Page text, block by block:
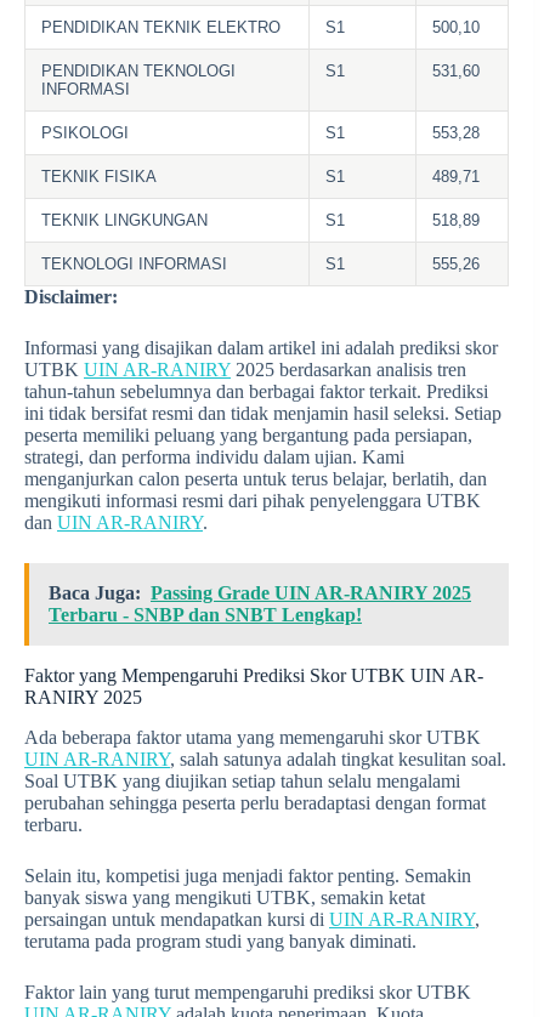
PENDIDIKAN TEKNIK ELEKTRO S1 500,10
PENDIDIKAN TEKNOLOGI
INFORMASI
S1 531,60
PSIKOLOGI S1 553,28
TEKNIK FISIKA S1 489,71
TEKNIK LINGKUNGAN S1 518,89
TEKNOLOGI INFORMASI S1 555,26
Disclaimer:
Informasi yang disajikan dalam artikel ini adalah prediksi skor
UTBK UIN AR-RANIRY 2025 berdasarkan analisis tren
tahun-tahun sebelumnya dan berbagai faktor terkait. Prediksi
ini tidak bersifat resmi dan tidak menjamin hasil seleksi. Setiap
peserta memiliki peluang yang bergantung pada persiapan,
strategi, dan performa individu dalam ujian. Kami
menganjurkan calon peserta untuk terus belajar, berlatih, dan
mengikuti informasi resmi dari pihak penyelenggara UTBK
dan UIN AR-RANIRY.
Baca Juga: Passing Grade UIN AR-RANIRY 2025
Terbaru - SNBP dan SNBT Lengkap!
Faktor yang Mempengaruhi Prediksi Skor UTBK UIN AR-
RANIRY 2025
Ada beberapa faktor utama yang memengaruhi skor UTBK
UIN AR-RANIRY, salah satunya adalah tingkat kesulitan soal.
Soal UTBK yang diujikan setiap tahun selalu mengalami
perubahan sehingga peserta perlu beradaptasi dengan format
terbaru.
Selain itu, kompetisi juga menjadi faktor penting. Semakin
banyak siswa yang mengikuti UTBK, semakin ketat
persaingan untuk mendapatkan kursi di UIN AR-RANIRY,
terutama pada program studi yang banyak diminati.
Faktor lain yang turut mempengaruhi prediksi skor UTBK